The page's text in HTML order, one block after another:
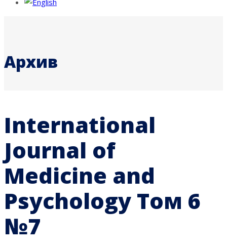
Архив
International
Journal of
Medicine and
Psychology Том 6
№7